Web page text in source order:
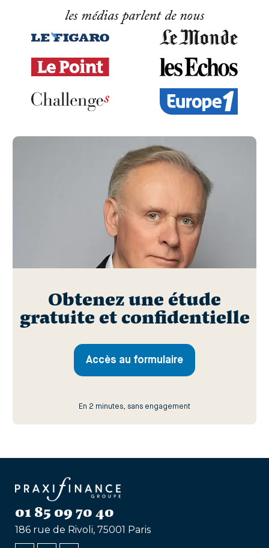
les médias parlent de nous
Obtenez une étude
gratuite et confidentielle
Accès au formulaire
En 2 minutes, sans engagement
01 85 09 70 40
186 rue de Rivoli, 75001 Paris